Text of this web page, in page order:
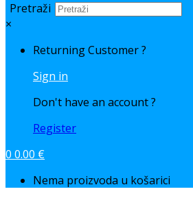
Pretraži
×
Returning Customer ?
Sign in
Don't have an account ?
Register
0 0.00 €
Nema proizvoda u košarici